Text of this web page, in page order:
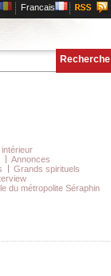
Francais
Recherche
intérieur
Annonces
Grands spirituels
du métropolite Séraphin